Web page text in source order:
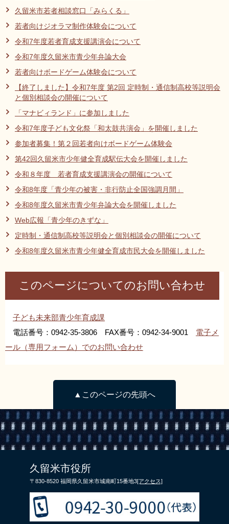
久留米市若者相談窓口「みらくる」
若者向けジオラマ制作体験会について
令和7年度若者育成支援講演会について
令和7年度久留米市青少年弁論大会
若者向けボードゲーム体験会について
【終了しました】令和7年度 第2回 定時制・通信制高校等説明会
と個別相談会の開催について
「マナビィランド」に参加しました
令和7年度子ども文化祭「和太鼓共演会」を開催しました
参加者募集！第２回若者向けボードゲーム体験会
第42回久留米市少年健全育成駅伝大会を開催しました
令和８年度 若者育成支援講演会の開催について
令和8年度「青少年の被害・非行防止全国強調月間」
令和8年度久留米市青少年弁論大会を開催しました
Web広報「青少年のきずな」
定時制・通信制高校等説明会と個別相談会の開催について
令和8年度久留米市青少年健全育成市民大会を開催しました
このページについてのお問い合わせ
子ども未来部青少年育成課
電話番号：0942-35-3806 FAX番号：0942-34-9001 電子メ
ール（専用フォーム）でのお問い合わせ
▲このページの先頭へ
久留米市役所
〒830-8520 福岡県久留米市城南町15番地3[アクセス]